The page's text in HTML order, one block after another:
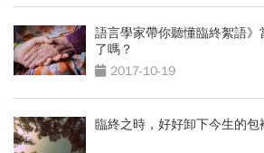
語言學家帶你聽懂臨終絮語
了嗎？
2017-10-19
臨終之時，好好卸下今生的包